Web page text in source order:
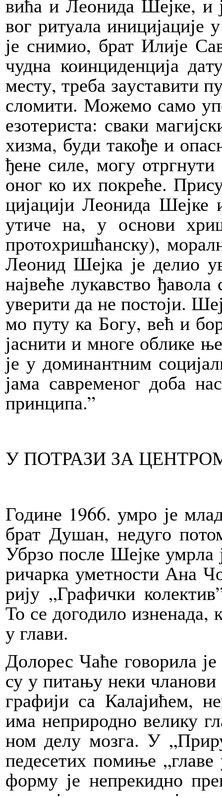
вог ри­ту­а­ла ини­ци­ја­ци­је
је сни­мио, брат Или­је
чуд­на ко­ин­ци­ден­ци­ја
ме­сту, тре­ба за­у­ста­ви­ти
сло­ми­ти. Мо­же­мо са­мо
езо­те­ри­ста: сва­ки
хи­зма, бу­ди та­ко­ђе и
ђе­не си­ле, мо­гу
оног ко их по­кре­ће.
ци­ја­ци­ји Ле­о­ни­да
ути­че на, у осно­ви
про­то­хри­шћан­ску),
Ле­о­нид Шеј­ка је де­лио
нај­ве­ће лу­кав­ство
уве­ри­ти да не по­сто­ји.
мо пу­ту ка Бо­гу, већ и
ја­сни­ти и мно­ге об­ли­ке
је у до­ми­нант­ним
ја­ма са­вре­ме­ног до­ба
прин­ци­па.”
У ПО­ТРА­ЗИ ЗА
Го­ди­не 1966. умро је
брат Ду­шан, не­ду­го
Убр­зо по­сле Шеј­ке умр­ла
ри­чар­ка умет­но­сти Ана
ри­ју „Гра­фич­ки
То се до­го­ди­ло из­не­на­да,
у гла­ви.
До­ло­рес Ча­ће го­во­ри­ла
су у пи­та­њу не­ки
гра­фи­ји са Ка­ла­ји­ћем,
има не­при­род­но ве­ли­ку
ном де­лу мо­зга. У
пе­де­се­тих по­ми­ње
фор­му је не­пре­кид­но